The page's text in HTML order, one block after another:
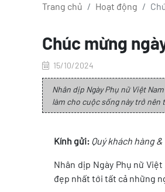
Trang chủ Hoạt động
Chúc mừng
15/10/2024
Nhân dịp Ngày Phụ nữ Việt
làm cho cuộc sống này trở nên
Kính gửi: Quý khách hàng
Nhân dịp Ngày Phụ nữ Việt
đẹp nhất tới tất cả những